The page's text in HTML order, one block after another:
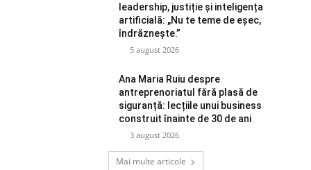
leadership, justiție și inteligența
artificială: „Nu te teme de eșec,
îndrăznește.”
5 august 2026
Ana Maria Ruiu despre
antreprenoriatul fără plasă de
siguranță: lecțiile unui business
construit înainte de 30 de ani
3 august 2026
Mai multe articole